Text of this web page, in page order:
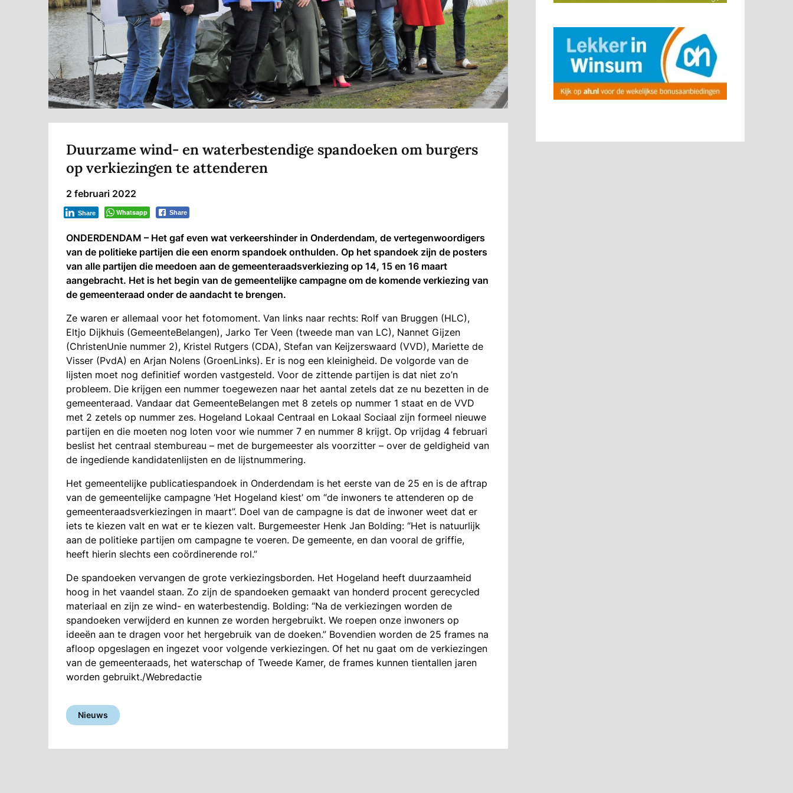
Duurzame wind- en waterbestendige spandoeken om burgers
op verkiezingen te attenderen
2 februari 2022
Whatsapp Share
Share
ONDERDENDAM – Het gaf even wat verkeershinder in Onderdendam, de vertegenwoordigers
van de politieke partijen die een enorm spandoek onthulden. Op het spandoek zijn de posters
van alle partijen die meedoen aan de gemeenteraadsverkiezing op 14, 15 en 16 maart
aangebracht. Het is het begin van de gemeentelijke campagne om de komende verkiezing van
de gemeenteraad onder de aandacht te brengen.
Ze waren er allemaal voor het fotomoment. Van links naar rechts: Rolf van Bruggen (HLC),
Eltjo Dijkhuis (GemeenteBelangen), Jarko Ter Veen (tweede man van LC), Nannet Gijzen
(ChristenUnie nummer 2), Kristel Rutgers (CDA), Stefan van Keijzerswaard (VVD), Mariette de
Visser (PvdA) en Arjan Nolens (GroenLinks). Er is nog een kleinigheid. De volgorde van de
lijsten moet nog definitief worden vastgesteld. Voor de zittende partijen is dat niet zo’n
probleem. Die krijgen een nummer toegewezen naar het aantal zetels dat ze nu bezetten in de
gemeenteraad. Vandaar dat GemeenteBelangen met 8 zetels op nummer 1 staat en de VVD
met 2 zetels op nummer zes. Hogeland Lokaal Centraal en Lokaal Sociaal zijn formeel nieuwe
partijen en die moeten nog loten voor wie nummer 7 en nummer 8 krijgt. Op vrijdag 4 februari
beslist het centraal stembureau – met de burgemeester als voorzitter – over de geldigheid van
de ingediende kandidatenlijsten en de lijstnummering.
Het gemeentelijke publicatiespandoek in Onderdendam is het eerste van de 25 en is de aftrap
van de gemeentelijke campagne ‘Het Hogeland kiest’ om “de inwoners te attenderen op de
gemeenteraadsverkiezingen in maart”. Doel van de campagne is dat de inwoner weet dat er
iets te kiezen valt en wat er te kiezen valt. Burgemeester Henk Jan Bolding: “Het is natuurlijk
aan de politieke partijen om campagne te voeren. De gemeente, en dan vooral de griffie,
heeft hierin slechts een coördinerende rol.”
De spandoeken vervangen de grote verkiezingsborden. Het Hogeland heeft duurzaamheid
hoog in het vaandel staan. Zo zijn de spandoeken gemaakt van honderd procent gerecycled
materiaal en zijn ze wind- en waterbestendig. Bolding: “Na de verkiezingen worden de
spandoeken verwijderd en kunnen ze worden hergebruikt. We roepen onze inwoners op
ideeën aan te dragen voor het hergebruik van de doeken.” Bovendien worden de 25 frames na
afloop opgeslagen en ingezet voor volgende verkiezingen. Of het nu gaat om de verkiezingen
van de gemeenteraads, het waterschap of Tweede Kamer, de frames kunnen tientallen jaren
worden gebruikt./Webredactie
Nieuws